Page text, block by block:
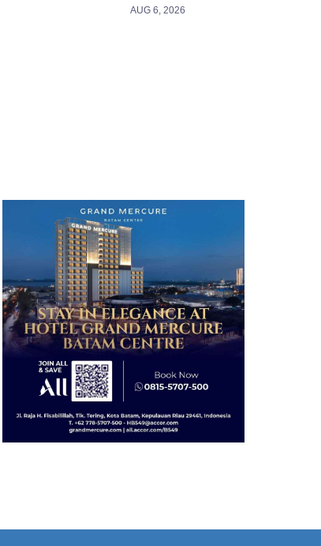
AUG 6, 2026